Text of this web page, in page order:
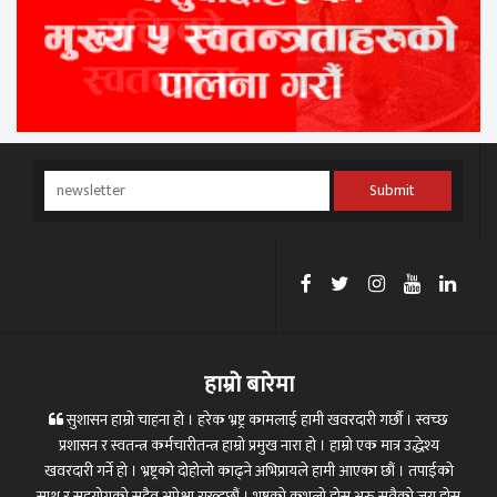
Submit
हाम्रो बारेमा
सुशासन हाम्रो चाहना हो । हरेक भ्रष्ट्र कामलाई हामी खवरदारी गर्छौ । स्वच्छ
प्रशासन र स्वतन्त्र कर्मचारीतन्त्र हाम्रो प्रमुख नारा हो । हाम्रो एक मात्र उद्धेश्य
खवरदारी गर्ने हो । भ्रष्ट्रको दोहोलो काढ्ने अभिप्रायले हामी आएका छौं । तपाईको